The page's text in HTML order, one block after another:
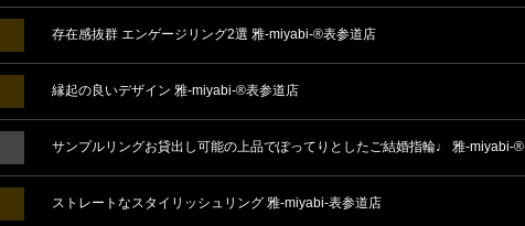
存在感抜群 エンゲージリング2選 雅-miyabi-®表参道店
縁起の良いデザイン 雅-miyabi-®表参道店
サンプルリングお貸出し可能の上品でぽってりとしたご結婚指輪♩ 雅-miyabi-®
ストレートなスタイリッシュリング 雅-miyabi-表参道店